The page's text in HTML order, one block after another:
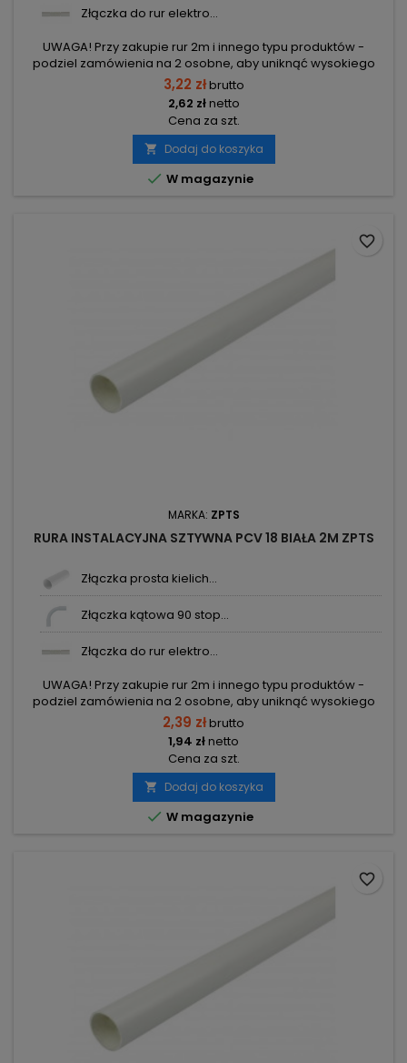
Złączka do rur elektro...
UWAGA! Przy zakupie rur 2m i innego typu produktów -
podziel zamówienia na 2 osobne, aby uniknąć wysokiego
kosztu transportu! Zamów osobno rury 2m i osobno inne
elementy.
3,22 złbrutto
2,62 złnetto
Cena za szt.
 Dodaj do koszyka
 W magazynie
MARKA: ZPTS
RURA INSTALACYJNA SZTYWNA PCV 18 BIAŁA 2M ZPTS
Złączka prosta kielich...
Złączka kątowa 90 stop...
Złączka do rur elektro...
UWAGA! Przy zakupie rur 2m i innego typu produktów -
podziel zamówienia na 2 osobne, aby uniknąć wysokiego
kosztu transportu! Zamów osobno rury 2m i osobno inne
elementy.
2,39 złbrutto
1,94 złnetto
Cena za szt.
 Dodaj do koszyka
 W magazynie
favorite_border
favorite_border